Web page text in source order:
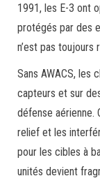
1991, les E-3 ont
protégés par des
n’est pas toujours
Sans AWACS, les
capteurs et sur
défense aérienne.
relief et les
pour les cibles à
unités devient